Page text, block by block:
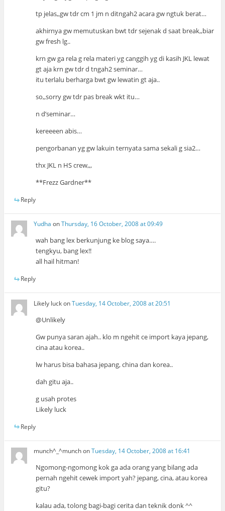
tp jelas,,gw tdr cm 1 jm n ditngah2 acara gw ngtuk berat…
akhirnya gw memutuskan bwt tdr sejenak d saat break,,biar
gw fresh lg..
krn gw ga rela g rela materi yg canggih yg di kasih JKL lewat
gt aja krn gw tdr d tngah2 seminar…
itu terlalu berharga bwt gw lewatin gt aja..
so,,sorry gw tdr pas break wkt itu…
n d’seminar…
kereeeen abis…
pengorbanan yg gw lakuin ternyata sama sekali g sia2…
thx JKL n HS crew,,,
**Frezz Gardner**
Reply
Yudha onThursday, 16 October, 2008 at 09:49
wah bang lex berkunjung ke blog saya….
tengkyu, bang lex!!
all hail hitman!
Reply
Likely luckonTuesday, 14 October, 2008 at 20:51
@Unlikely
Gw punya saran ajah.. klo m ngehit ce import kaya jepang,
cina atau korea..
lw harus bisa bahasa jepang, china dan korea..
dah gitu aja..
g usah protes
Likely luck
Reply
munch^_^munchonTuesday, 14 October, 2008 at 16:41
Ngomong-ngomong kok ga ada orang yang bilang ada
pernah ngehit cewek import yah? jepang, cina, atau korea
gitu?
kalau ada, tolong bagi-bagi cerita dan teknik donk ^^